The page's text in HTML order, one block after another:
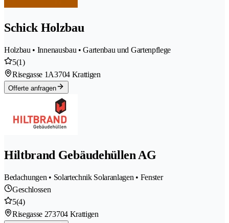
Schick Holzbau
Holzbau • Innenausbau • Gartenbau und Gartenpflege
5(1)
Risegasse 1A3704 Krattigen
Offerte anfragen
Hiltbrand Gebäudehüllen AG
Bedachungen • Solartechnik Solaranlagen • Fenster
Geschlossen
5(4)
Risegasse 273704 Krattigen